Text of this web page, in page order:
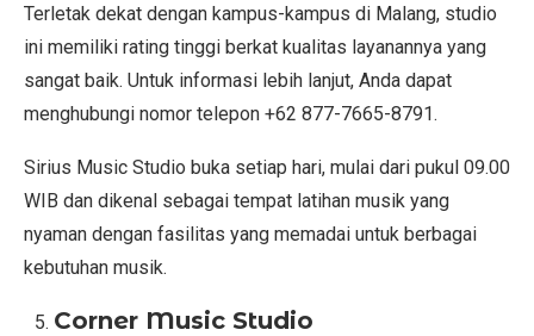
Terletak dekat dengan kampus-kampus di Malang, studio
ini memiliki rating tinggi berkat kualitas layanannya yang
sangat baik. Untuk informasi lebih lanjut, Anda dapat
menghubungi nomor telepon +62 877-7665-8791.
Sirius Music Studio buka setiap hari, mulai dari pukul 09.00
WIB dan dikenal sebagai tempat latihan musik yang
nyaman dengan fasilitas yang memadai untuk berbagai
kebutuhan musik.
Corner Music Studio